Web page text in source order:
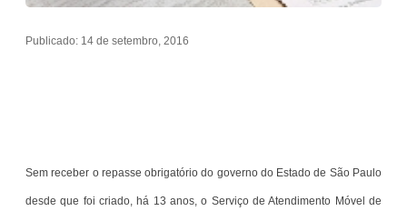
Publicado: 14 de setembro, 2016
Sem receber o repasse obrigatório do governo do Estado de São Paulo
desde que foi criado, há 13 anos, o Serviço de Atendimento Móvel de